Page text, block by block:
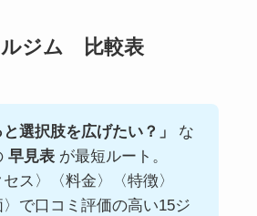
ルジム 比較表
と選択肢を広げたい？」
な
早見表が最短ルート。
セス〉〈料金〉〈特徴〉
〉で口コミ評価の高い15ジ